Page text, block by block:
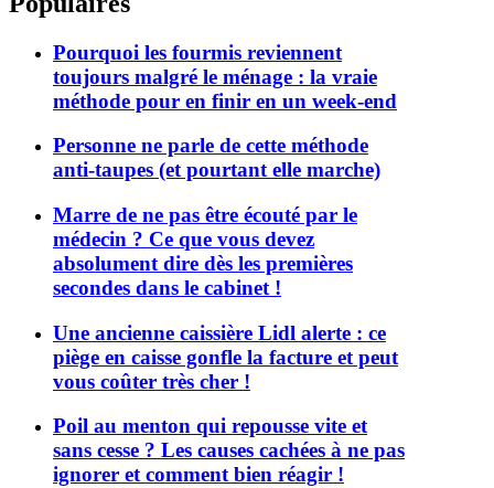
Pourquoi les fourmis reviennent
toujours malgré le ménage : la vraie
méthode pour en finir en un week-end
Personne ne parle de cette méthode
anti-taupes (et pourtant elle marche)
Marre de ne pas être écouté par le
médecin ? Ce que vous devez
absolument dire dès les premières
secondes dans le cabinet !
Une ancienne caissière Lidl alerte : ce
piège en caisse gonfle la facture et peut
vous coûter très cher !
Poil au menton qui repousse vite et
sans cesse ? Les causes cachées à ne pas
ignorer et comment bien réagir !